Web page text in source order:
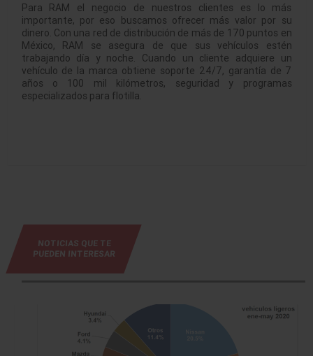
Para RAM el negocio de nuestros clientes es lo más
importante, por eso buscamos ofrecer más valor por su
dinero. Con una red de distribución de más de 170 puntos en
México, RAM se asegura de que sus vehículos estén
trabajando día y noche. Cuando un cliente adquiere un
vehículo de la marca obtiene soporte 24/7, garantía de 7
años o 100 mil kilómetros, seguridad y programas
especializados para flotilla.
NOTICIAS QUE TE
PUEDEN INTERESAR